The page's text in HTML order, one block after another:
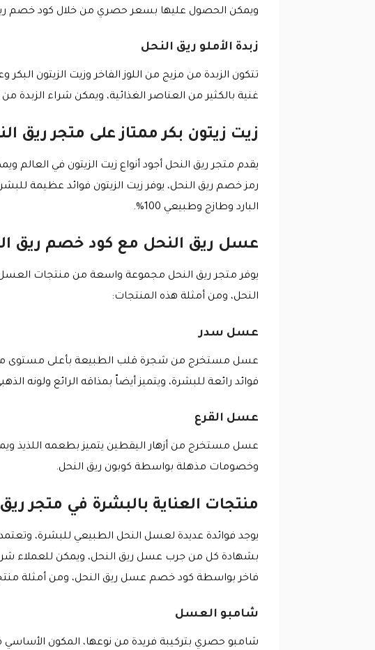
ويمكن الحصول عليها بسعر حصري من خلال كود خصم
زبدة الأملو ريق النحل
تتكون الزبدة من مزيج من اللوز الفاخر وزيت الزيتون
غنية بالكثير من العناصر الغذائية، ويمكن شراء
زيت زيتون بكر ممتاز على متجر ريق
يقدم متجر ريق النحل أجود أنواع زيت الزيتون في
رمز خصم ريق النحل، يوفر زيت الزيتون فوائد عظيمة
البارد وطازج وطبيعي 100%.
عسل ريق النحل مع كود خصم ريق
يوفر متجر ريق النحل مجموعة واسعة من منتجات
النحل، ومن أمثلة هذه المنتجات:
عسل سدر
عسل مستخرج من شجرة قلب الطبيعة بأعلى مستوى من
فوائد رائعة للبشرة، ويتميز أيضاّ بمذاقه الرائع
عسل القرع
عسل مستخرج من أزهار اليقطين يتميز بطعمه اللذيذ
وخصومات مذهلة بواسطة كوبون ريق النحل.
منتجات العناية بالبشرة في متجر
بشهادة كل من جرب عسل ريق النحل، ويمكن للعملاء
فاخر بواسطة كود خصم عسل ريق النحل، ومن أمثلة
شامبو العسل
شامبو حصري بتركيبة فريدة من نوعها، المكون